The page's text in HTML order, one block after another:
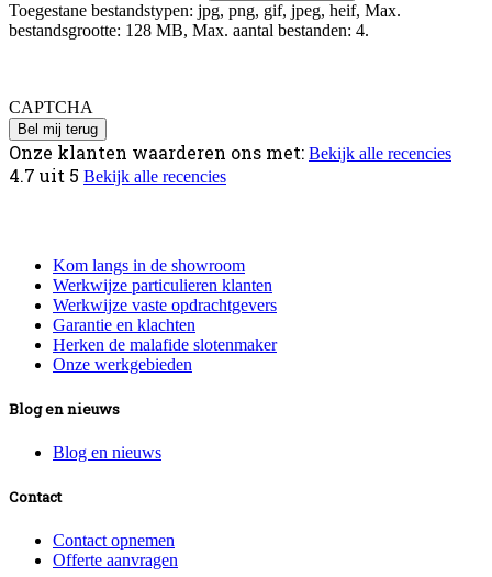
Toegestane bestandstypen: jpg, png, gif, jpeg, heif, Max.
bestandsgrootte: 128 MB, Max. aantal bestanden: 4.
CAPTCHA
Onze klanten waarderen ons met: Bekijk alle recencies
4.7 uit 5 Bekijk alle recencies
Kom langs in de showroom
Werkwijze particulieren klanten
Werkwijze vaste opdrachtgevers
Garantie en klachten
Herken de malafide slotenmaker
Onze werkgebieden
Blog en nieuws
Blog en nieuws
Contact
Contact opnemen
Offerte aanvragen